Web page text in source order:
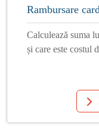
Rambursare
Calculează suma
și care este costul